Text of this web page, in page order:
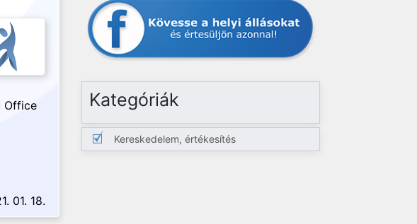
Office
01. 18.
Kategóriák
Kereskedelem, értékesítés